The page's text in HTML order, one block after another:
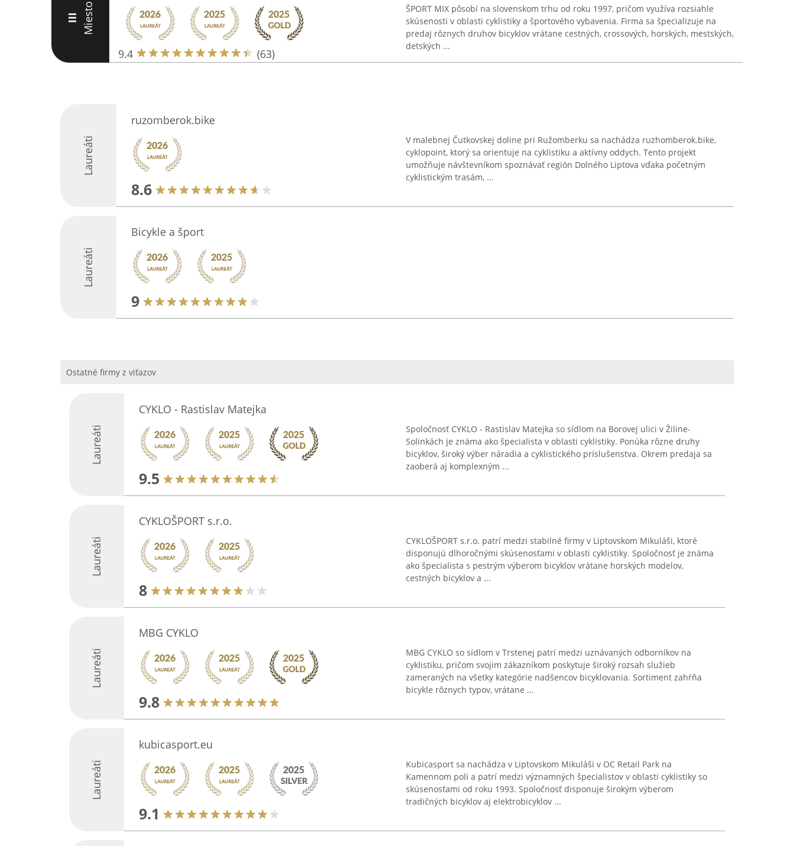
III Miesto
9.4 (63)
ŠPORT MIX pôsobí na slovenskom trhu od roku 1997, pričom využíva rozsiahle
skúsenosti v oblasti cyklistiky a športového vybavenia. Firma sa špecializuje na
predaj rôznych druhov bicyklov vrátane cestných, crossových, horských, mestských,
detských ...
Laureáti
ruzomberok.bike
8.6
V malebnej Čutkovskej doline pri Ružomberku sa nachádza ruzhomberok.bike,
cyklopoint, ktorý sa orientuje na cyklistiku a aktívny oddych. Tento projekt
umožňuje návštevníkom spoznávať región Dolného Liptova vďaka početným
cyklistickým trasám, ...
Laureáti
Bicykle a šport
9
Ostatné firmy z viťazov
Laureáti
CYKLO - Rastislav Matejka
9.5
Spoločnosť CYKLO - Rastislav Matejka so sídlom na Borovej ulici v Žiline-
Solinkách je známa ako špecialista v oblasti cyklistiky. Ponúka rôzne druhy
bicyklov, široký výber náradia a cyklistického príslušenstva. Okrem predaja sa
zaoberá aj komplexným ...
Laureáti
CYKLOŠPORT s.r.o.
8
CYKLOŠPORT s.r.o. patrí medzi stabilné firmy v Liptovskom Mikuláši, ktoré
disponujú dlhoročnými skúsenosťami v oblasti cyklistiky. Spoločnosť je známa
ako špecialista s pestrým výberom bicyklov vrátane horských modelov,
cestných bicyklov a ...
Laureáti
MBG CYKLO
9.8
MBG CYKLO so sídlom v Trstenej patrí medzi uznávaných odborníkov na
cyklistiku, pričom svojim zákazníkom poskytuje široký rozsah služieb
zameraných na všetky kategórie nadšencov bicyklovania. Sortiment zahŕňa
bicykle rôznych typov, vrátane ...
Laureáti
kubicasport.eu
9.1
Kubicasport sa nachádza v Liptovskom Mikuláši v OC Retail Park na
Kamennom poli a patrí medzi významných špecialistov v oblasti cyklistiky so
skúsenosťami od roku 1993. Spoločnosť disponuje širokým výberom
tradičných bicyklov aj elektrobicyklov ...